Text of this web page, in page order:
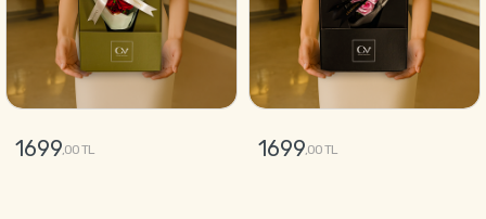
1699,00 TL 1699,00 TL